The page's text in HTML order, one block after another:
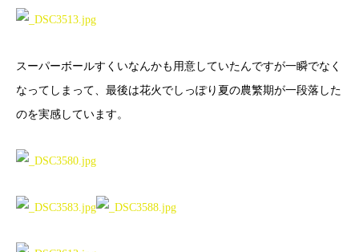
スーパーボールすくいなんかも用意していたんですが一瞬でなく
なってしまって、最後は花火でしっぽり夏の農繁期が一段落した
のを実感しています。